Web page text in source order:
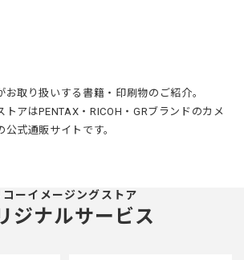
お取り扱いする書籍・印刷物のご紹介。
トアはPENTAX・RICOH・GRブランドのカメ
式通販サイトです。
コーイメージングストア
ジナルサービス